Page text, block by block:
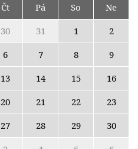
Čt Pá So
Ne
30 31 1
2
6 7 8
9
13 14 15
16
20 21 22
23
27 28 29
30